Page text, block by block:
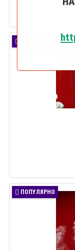
ПОПУЛЯРНО